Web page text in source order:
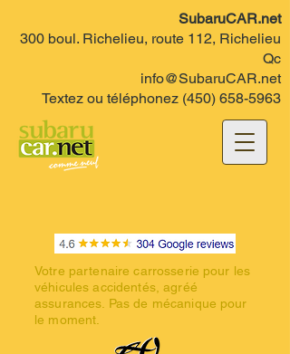
SubaruCAR.net
300 boul. Richelieu, route 112, Richelieu
Qc
info@SubaruCAR.net
Textez ou téléphonez (450) 658-5963
Votre partenaire carrosserie pour les
véhicules accidentés, agréé
assurances. Pas de mécanique pour
le moment.